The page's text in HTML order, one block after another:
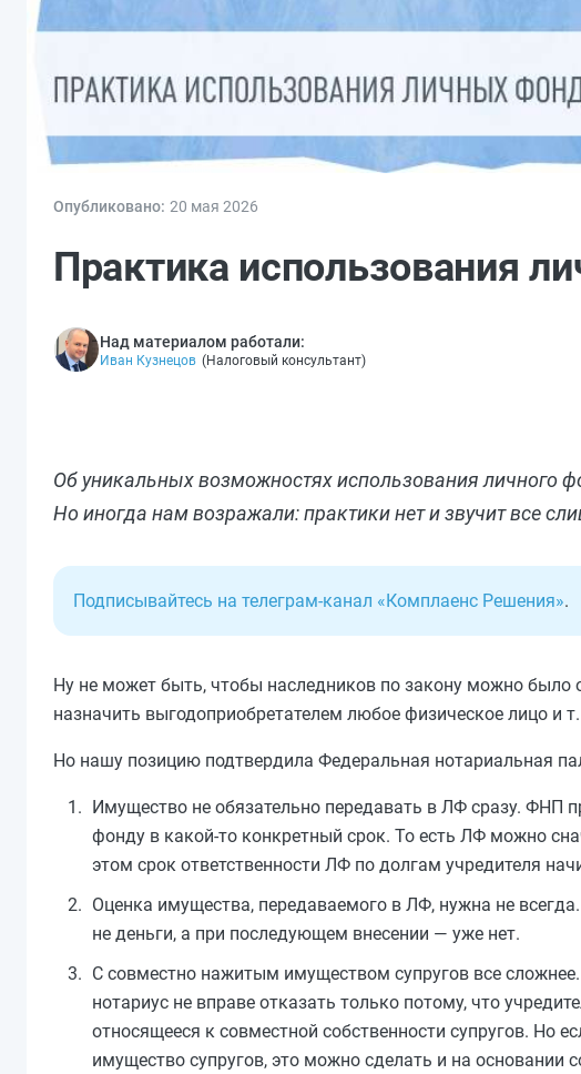
Опубликовано: 20 мая 2026
Практика использования
Над материалом работали:
Иван Кузнецов (Налоговый консультант)
Об уникальных возможностях использования личного
Но иногда нам возражали: практики нет и звучит все
Подписывайтесь на телеграм-канал «Комплаенс Решения».
Ну не может быть, чтобы наследников по закону можно было
назначить выгодоприобретателем любое физическое лицо и
Но нашу позицию подтвердила Федеральная нотариальная
Имущество не обязательно передавать в ЛФ сразу. ФНП
фонду в какой-то конкретный срок. То есть ЛФ можно
этом срок ответственности ЛФ по долгам учредителя
Оценка имущества, передаваемого в ЛФ, нужна не
не деньги, а при последующем внесении — уже нет.
С совместно нажитым имуществом супругов все
нотариус не вправе отказать только потому, что
относящееся к совместной собственности супругов. Но
имущество супругов, это можно сделать и на основании